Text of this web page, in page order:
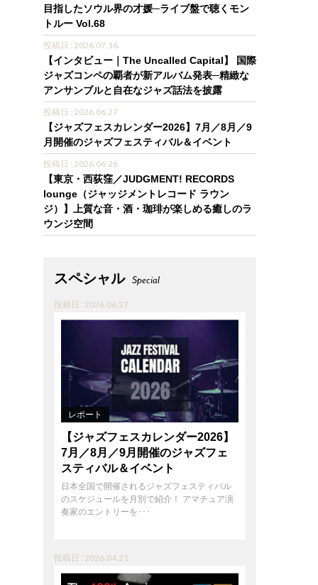
目指したソウル界の才媛─ライブ盤で聴くモン
トルー Vol.68
投稿日 : 2026.07.16
【インタビュー｜The Uncalled Capital】 国際
ジャズコンペの覇者が新アルバム発表─精緻な
アンサンブルと自在なジャズ話法を披露
投稿日 : 2026.06.27
【ジャズフェスカレンダー2026】7月／8月／9
月開催のジャズフェスティバル＆イベント
投稿日 : 2026.06.26
【東京・西荻窪／JUDGMENT! RECORDS
lounge（ジャッジメントレコード ラウン
ジ）】上質な音・酒・珈琲が楽しめる癒しのラ
ウンジ空間
スペシャル Special
投稿日 : 2026.06.27
レポート
【ジャズフェスカレンダー2026】
7月／8月／9月開催のジャズフェ
スティバル＆イベント
日本全国で開催されるジャズフェスティバル
のスケジュールを月別で紹介！ アマチュア演
奏家のエントリーを･･･
投稿日 : 2026.04.21